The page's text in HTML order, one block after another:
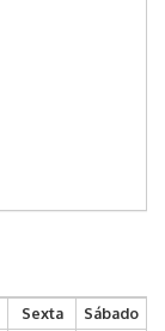
Sexta
Sábado